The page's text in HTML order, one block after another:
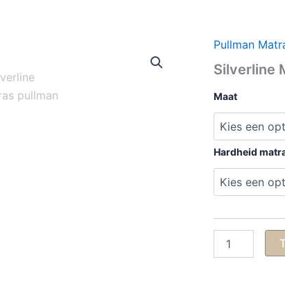
Pullman
Silverline
Maat
Hardheid
Master